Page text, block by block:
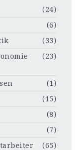
(24)
(6)
(33)
(23)
(1)
(15)
(8)
(7)
(65)